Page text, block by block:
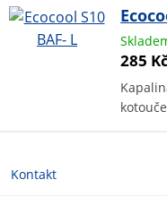
285
Kontakt